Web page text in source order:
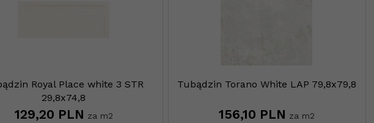
Royal Place white 3 STR
29,8x74,8
129,20 PLN za m2
Tubądzin Torano White LAP 79,8x79,8
156,10 PLN za m2